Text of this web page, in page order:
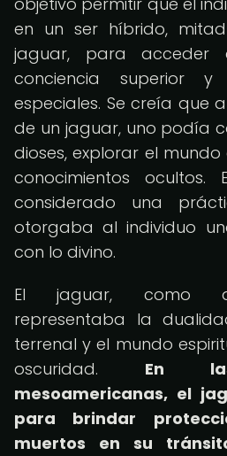
en un ser híbrido,
jaguar, para
conciencia superior y
especiales. Se creía que
de un jaguar, uno podía
dioses, explorar el
conocimientos ocultos.
considerado una
otorgaba al individuo
con lo divino.
El jaguar, como
representaba la
terrenal y el mundo
oscuridad. En
mesoamericanas, el
para brindar
muertos en su